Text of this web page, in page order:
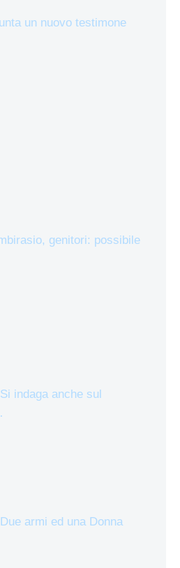
un nuovo testimone
genitori: possibile
indaga anche sul
armi ed una Donna